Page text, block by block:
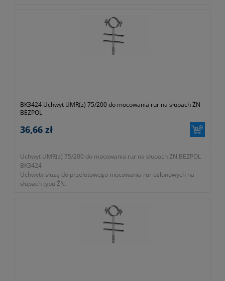
BK3424 Uchwyt UMR(ż) 75/200 do mocowania rur na słupach ŻN -
BEZPOL
36,66 zł
Uchwyt UMR(ż) 75/200 do mocowania rur na słupach ŻN BEZPOL
BK3424
Uchwyty służą do przelotowego mocowania rur osłonowych na
słupach typu ŻN.